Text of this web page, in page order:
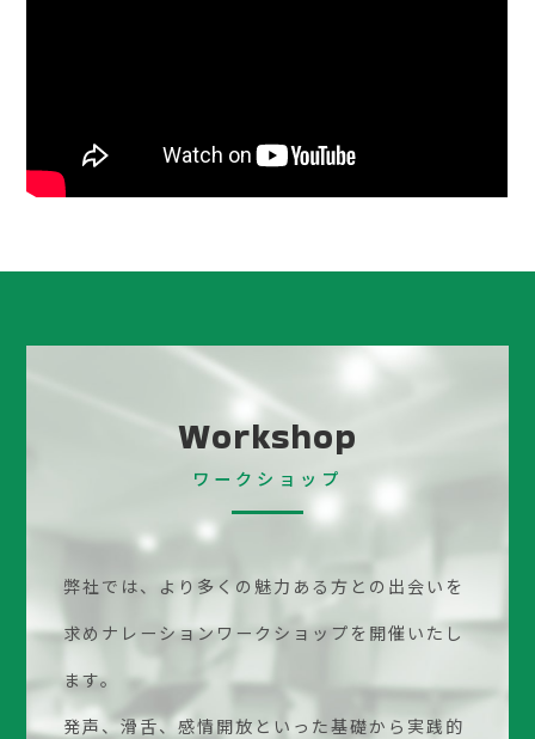
Workshop
ワークショップ
弊社では、より多くの魅力ある方との出会いを
求めナレーションワークショップを開催いたし
ます。
発声、滑舌、感情開放といった基礎から実践的